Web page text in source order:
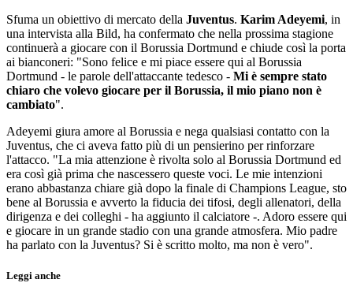
Sfuma un obiettivo di mercato della Juventus. Karim Adeyemi, in
una intervista alla Bild, ha confermato che nella prossima stagione
continuerà a giocare con il Borussia Dortmund e chiude così la porta
ai bianconeri: "Sono felice e mi piace essere qui al Borussia
Dortmund - le parole dell'attaccante tedesco - Mi è sempre stato
chiaro che volevo giocare per il Borussia, il mio piano non è
cambiato".
Adeyemi giura amore al Borussia e nega qualsiasi contatto con la
Juventus, che ci aveva fatto più di un pensierino per rinforzare
l'attacco. "La mia attenzione è rivolta solo al Borussia Dortmund ed
era così già prima che nascessero queste voci. Le mie intenzioni
erano abbastanza chiare già dopo la finale di Champions League, sto
bene al Borussia e avverto la fiducia dei tifosi, degli allenatori, della
dirigenza e dei colleghi - ha aggiunto il calciatore -. Adoro essere qui
e giocare in un grande stadio con una grande atmosfera. Mio padre
ha parlato con la Juventus? Si è scritto molto, ma non è vero".
Leggi anche